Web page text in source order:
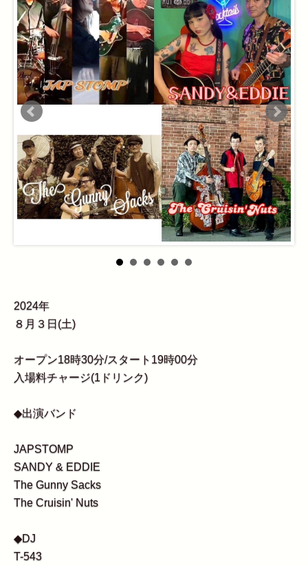
2024年
８月３日(土)
オープン18時30分/スタート19時00分
入場料チャージ(1ドリンク)
◆出演バンド
JAPSTOMP
SANDY & EDDIE
The Gunny Sacks
The Cruisin' Nuts
◆DJ
T-543